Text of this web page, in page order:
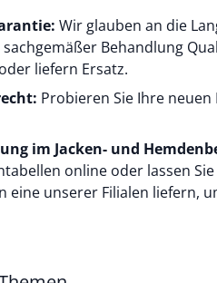
Wir glauben an die
Behandlung
liefern Ersatz.
Probieren Sie Ihre
im Jacken- und
online oder lassen
eine unserer Filialen liefern,